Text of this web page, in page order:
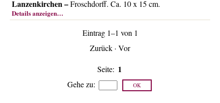
…der letzten Tage
Lanzenkirchen –Froschdorff. Ca. 10 x 15 cm.
Details anzeigen…
Eintrag 1–1 von 1
Zurück · Vor
Seite: 1
Gehe zu: